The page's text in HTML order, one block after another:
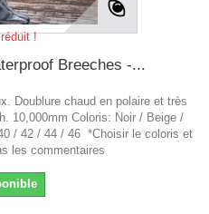
!
Breeches -...
Doublure chaud en polaire et très
10,000mm Coloris: Noir / Beige /
/ 42 / 44 / 46 *Choisir le coloris et
les commentaires